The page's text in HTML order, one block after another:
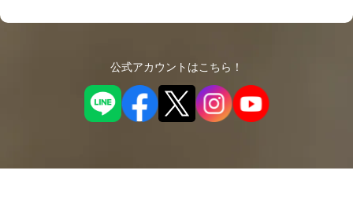
公式アカウントはこちら！